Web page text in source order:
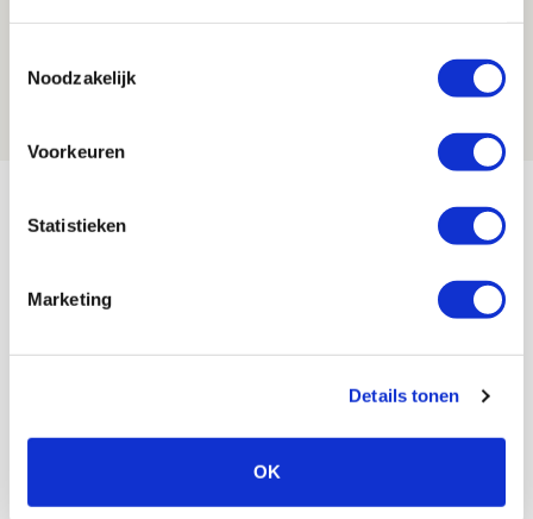
Noodzakelijk
Voorkeuren
Statistieken
Marketing
Details tonen
OK
Drie dingen die je moet weten over
AGENDA
23
Selectiedag ballenjongens/-meiden